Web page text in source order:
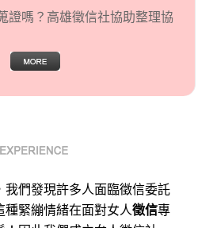
證嗎？高雄徵信社協助整理協
我們發現許多人面臨徵信委託
種緊繃情緒在面對女人徵信專